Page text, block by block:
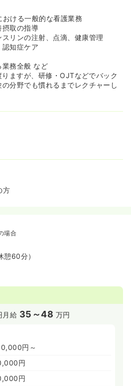
。
ションで先輩社員の訪問同行を
でも安心して働くことが出来ま
ける一般的な看護業務
摂取の指導
スリンの注射、点滴、健康管理
認知症ケア
業務全般 など
ますが、研修・OJTなどでバック
分野でも慣れるまでレクチャーし
方
場合
60分）
月給 35～48 万円
円～
円
円